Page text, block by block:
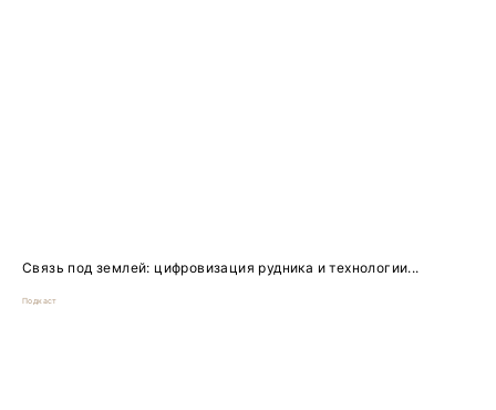
Связь под землей: цифровизация рудника и технологии...
Подкаст